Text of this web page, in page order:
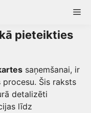
pieteikties
saņemšanai, ir
Šis raksts
detalizēti
līdz